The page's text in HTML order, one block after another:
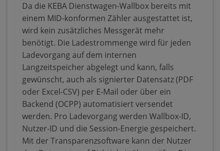
Da die KEBA Dienstwagen-Wallbox bereits mit
einem MID-konformen Zähler ausgestattet ist,
wird kein zusätzliches Messgerät mehr
benötigt. Die Ladestrommenge wird für jeden
Ladevorgang auf dem internen
Langzeitspeicher abgelegt und kann, falls
gewünscht, auch als signierter Datensatz (PDF
oder Excel-CSV) per E-Mail oder über ein
Backend (OCPP) automatisiert versendet
werden. Pro Ladevorgang werden Wallbox-ID,
Nutzer-ID und die Session-Energie gespeichert.
Mit der Transparenzsoftware kann der Nutzer